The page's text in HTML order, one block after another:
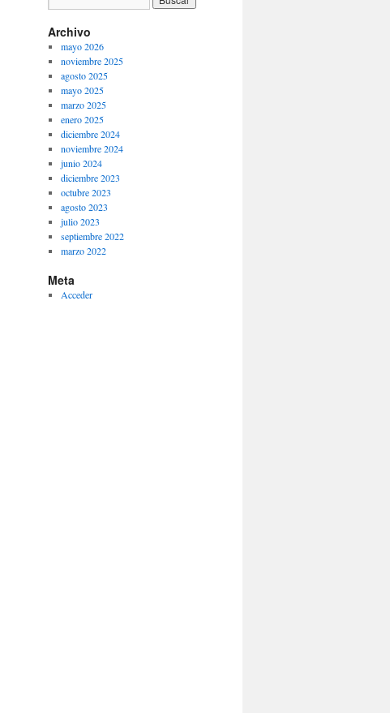
Archivo
mayo 2026
noviembre 2025
agosto 2025
mayo 2025
marzo 2025
enero 2025
diciembre 2024
noviembre 2024
junio 2024
diciembre 2023
octubre 2023
agosto 2023
julio 2023
septiembre 2022
marzo 2022
Meta
Acceder